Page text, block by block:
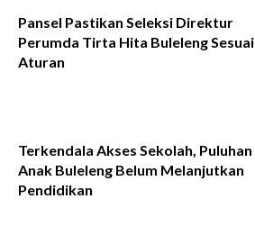
Pansel Pastikan Seleksi Direktur
Perumda Tirta Hita Buleleng Sesuai
Aturan
Terkendala Akses Sekolah, Puluhan
Anak Buleleng Belum Melanjutkan
Pendidikan